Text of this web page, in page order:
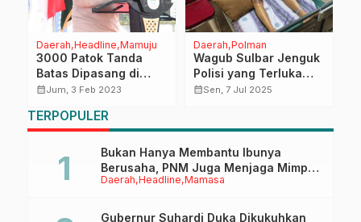
Daerah Headline Mamuju
3000 Patok Tanda
Batas Dipasang di
Sulbar
calendar_monthJum, 3 Feb 2023
Daerah Polman
Wagub Sulbar Jenguk
Polisi yang Terluka
Saat Amankan
Bagi Kita Semua
calendar_monthSen, 7 Jul 2025
TERPOPULER
Daerah Headline Mamasa
Bukan Hanya Membantu Ibunya
Berusaha, PNM Juga Menjaga Mimpi
Anaknya Untuk Menggapai Cita-Cita
Gubernur Suhardi Duka Dikukuhkan